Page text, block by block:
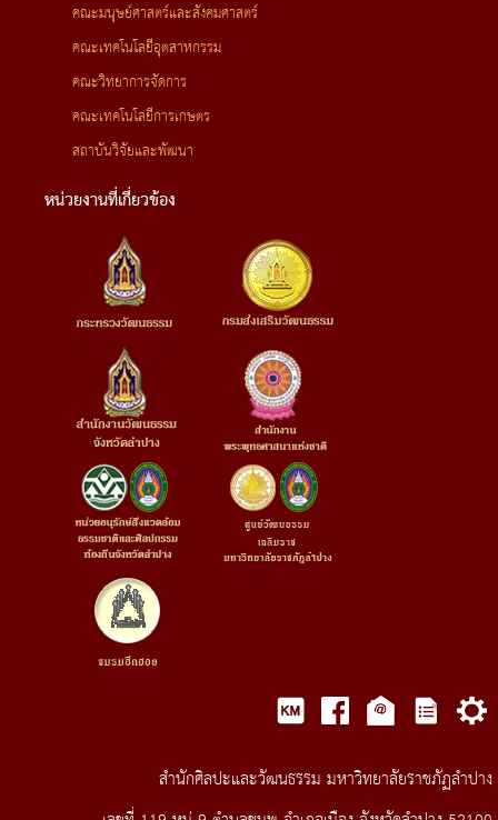
คณะมนุษย์ศาสตร์และสังคมศาสตร์
คณะเทคโนโลยีอุตสาหกรรม
คณะวิทยาการจัดการ
คณะเทคโนโลยีการเกษตร
สถาบันวิจัยและพัฒนา
หน่วยงานที่เกี่ยวข้อง
สำนักศิลปะและวัฒนธรรม มหาวิทยาลัยราชภัฏลำปาง